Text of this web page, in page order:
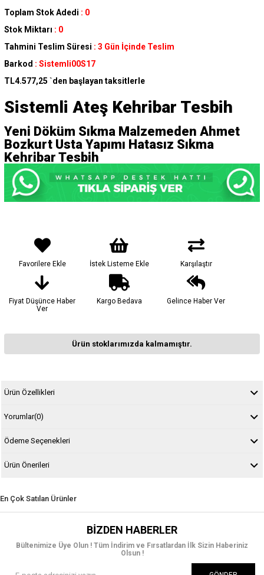
Toplam Stok Adedi : 0
Stok Miktarı : 0
Tahmini Teslim Süresi : 3 Gün İçinde Teslim
Barkod : Sistemli00S17
TL4.577,25 `den başlayan taksitlerle
Sistemli Ateş Kehribar Tesbih
Yeni Döküm Sıkma Malzemeden Ahmet
Bozkurt Usta Yapımı Hatasız Sıkma
Kehribar Tesbih
Favorilere Ekle İstek Listeme Ekle Karşılaştır
Fiyat Düşünce Haber
Ver
Kargo Bedava Gelince Haber Ver
Ürün stoklarımızda kalmamıştır.
Ürün Özellikleri
Yorumlar(0)
Ödeme Seçenekleri
Ürün Önerileri
En Çok Satılan Ürünler
BIZDEN HABERLER
Bültenimize Üye Olun ! Tüm İndirim ve Fırsatlardan İlk Sizin Haberiniz
Olsun !